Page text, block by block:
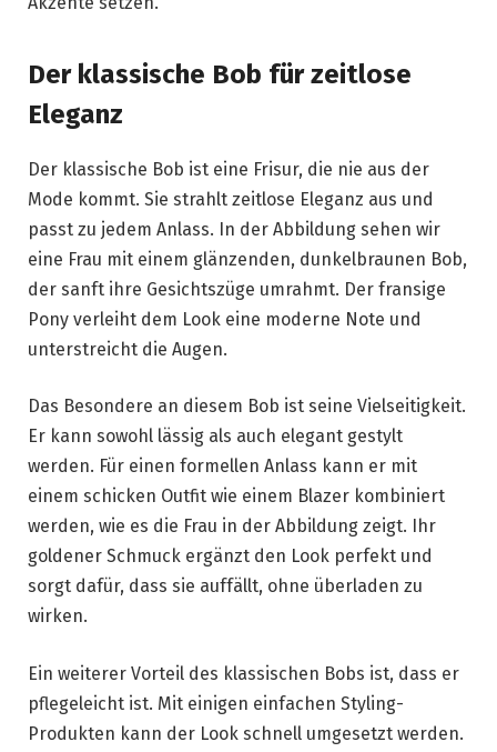
Der klassische Bob für zeitlose
Eleganz
Der klassische Bob ist eine Frisur, die nie aus der
Mode kommt. Sie strahlt zeitlose Eleganz aus und
passt zu jedem Anlass. In der Abbildung sehen wir
eine Frau mit einem glänzenden, dunkelbraunen Bob,
der sanft ihre Gesichtszüge umrahmt. Der fransige
Pony verleiht dem Look eine moderne Note und
unterstreicht die Augen.
Das Besondere an diesem Bob ist seine Vielseitigkeit.
Er kann sowohl lässig als auch elegant gestylt
werden. Für einen formellen Anlass kann er mit
einem schicken Outfit wie einem Blazer kombiniert
werden, wie es die Frau in der Abbildung zeigt. Ihr
goldener Schmuck ergänzt den Look perfekt und
sorgt dafür, dass sie auffällt, ohne überladen zu
wirken.
Ein weiterer Vorteil des klassischen Bobs ist, dass er
pflegeleicht ist. Mit einigen einfachen Styling-
Produkten kann der Look schnell umgesetzt werden.